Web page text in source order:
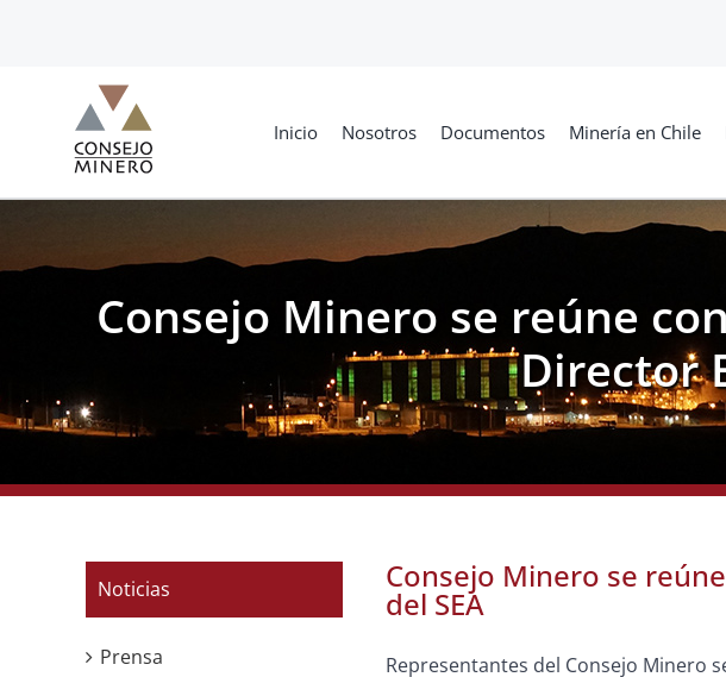
Inicio Nosotros Documentos Minería en Chile
Consejo Minero se reúne
Director
Consejo Minero se
del SEA
Representantes del Consejo Minero
Noticias
Prensa